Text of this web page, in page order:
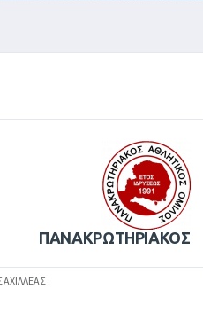
ΠΑΝΑΚΡΩΤΗΡΙΑΚΟΣ